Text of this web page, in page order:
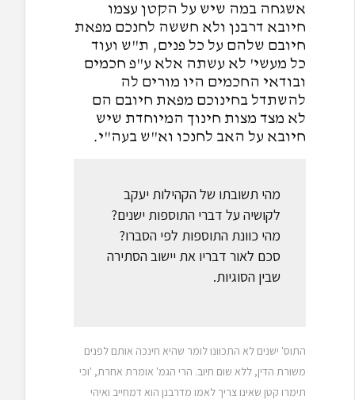
אשגחה במה שיש על הקטן עצמו
חיובא דרבנן ולא חששה לחנכם מפאת
חיובם שלהם על כל פנים, ת"ש ועוד
כל מעשי' לא עשתה אלא ע"פ חכמים
ובודאי החכמים היו מורים לה
להשתדל בחינוכם מפאת חיובם הם
לא מצד מצות חינוך המיוחדת שיש
חיובא על האב לחנכו וא"ש בעה"י.
מהי תשובתו של הקהילות יעקב
לקושיה על דברי התוספות ישנים?
מהי כוונת התוספות לפי הסברו?
סכם לאור דבריו את יישוב הסתירה
שבין הסוגיות.
התוס' ישנים לא התכוונו לומר שהיא חינכה אותם לפנים
משורת הדין, ללא שום חיוב. הרי הגמ' אומרת אחרת, 'וכי
תימרו קטן שאינו צריך לאמו מדרבנן הוא דמחייב ואיהי